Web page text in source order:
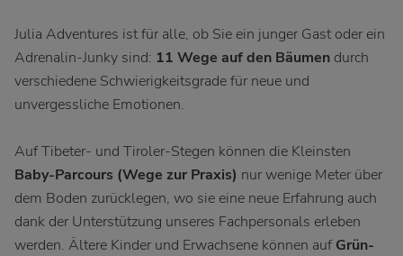
Julia Adventures ist für alle, ob Sie ein junger Gast oder ein
Adrenalin-Junky sind: 11 Wege auf den Bäumen durch
verschiedene Schwierigkeitsgrade für neue und
unvergessliche Emotionen.
Auf Tibeter- und Tiroler-Stegen können die Kleinsten
Baby-Parcours (Wege zur Praxis) nur wenige Meter über
dem Boden zurücklegen, wo sie eine neue Erfahrung auch
dank der Unterstützung unseres Fachpersonals erleben
werden. Ältere Kinder und Erwachsene können auf Grün-